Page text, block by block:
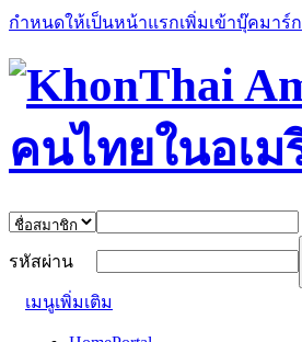
กำหนดให้เป็นหน้าแรกเพิ่มเข้าบุ๊คมาร์ก
รหัสผ่าน
เมนูเพิ่มเติม